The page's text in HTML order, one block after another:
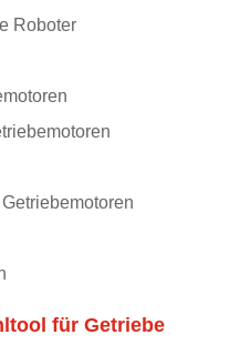
Roboter
für Getriebe